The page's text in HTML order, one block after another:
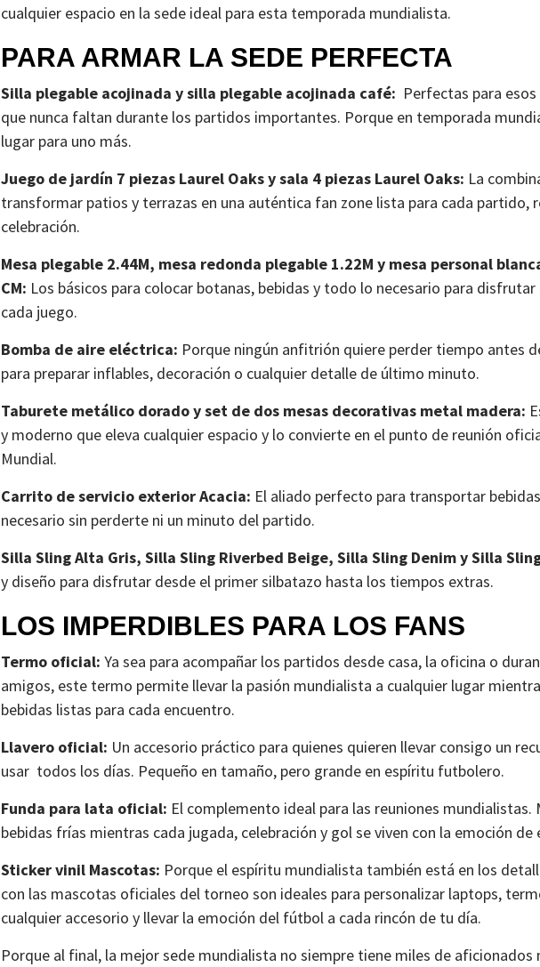
cualquier espacio en la sede ideal para esta temporada mundialista.
PARA ARMAR LA SEDE PERFECTA
Silla plegable acojinada y silla plegable acojinada café: Perfectas para
que nunca faltan durante los partidos importantes. Porque en temporada
lugar para uno más.
Juego de jardín 7 piezas Laurel Oaks y sala 4 piezas Laurel Oaks: La
transformar patios y terrazas en una auténtica fan zone lista para cada partido,
celebración.
Mesa plegable 2.44M, mesa redonda plegable 1.22M y mesa personal
CM: Los básicos para colocar botanas, bebidas y todo lo necesario para
cada juego.
Bomba de aire eléctrica: Porque ningún anfitrión quiere perder tiempo antes
para preparar inflables, decoración o cualquier detalle de último minuto.
Taburete metálico dorado y set de dos mesas decorativas metal madera:
y moderno que eleva cualquier espacio y lo convierte en el punto de reunión
Mundial.
Carrito de servicio exterior Acacia: El aliado perfecto para transportar
necesario sin perderte ni un minuto del partido.
Silla Sling Alta Gris, Silla Sling Riverbed Beige, Silla Sling Denim y Silla
y diseño para disfrutar desde el primer silbatazo hasta los tiempos extras.
LOS IMPERDIBLES PARA LOS FANS
Termo oficial: Ya sea para acompañar los partidos desde casa, la oficina o
amigos, este termo permite llevar la pasión mundialista a cualquier lugar
bebidas listas para cada encuentro.
Llavero oficial: Un accesorio práctico para quienes quieren llevar consigo un
usar todos los días. Pequeño en tamaño, pero grande en espíritu futbolero.
Funda para lata oficial: El complemento ideal para las reuniones mundialistas.
bebidas frías mientras cada jugada, celebración y gol se viven con la emoción de
Sticker vinil Mascotas: Porque el espíritu mundialista también está en los
con las mascotas oficiales del torneo son ideales para personalizar laptops,
cualquier accesorio y llevar la emoción del fútbol a cada rincón de tu día.
Porque al final, la mejor sede mundialista no siempre tiene miles de aficionados